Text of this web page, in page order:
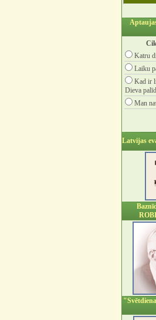
Katru
Laiku
Kad ir
Dieva
Man
Latvijas